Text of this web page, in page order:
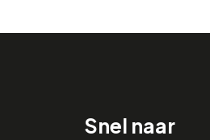
Snel naar